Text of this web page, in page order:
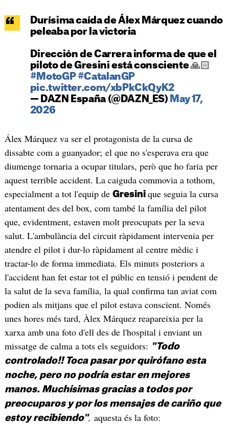
Durísima caída de Álex Márquez cuando
peleaba por la victoria
Dirección de Carrera informa de que el
piloto de Gresini está consciente 🙏🏻
#MotoGP #CatalanGP
pic.twitter.com/xbPkCkQyK2
— DAZN España (@DAZN_ES) May 17,
2026
Álex Márquez va ser el protagonista de la cursa de
dissabte com a guanyador; el que no s'esperava era que
diumenge tornaria a ocupar titulars, però que ho faria per
aquest terrible accident. La caiguda commovia a tothom,
especialment a tot l'equip de Gresini que seguia la cursa
atentament des del box, com també la família del pilot
que, evidentment, estaven molt preocupats per la seva
salut. L'ambulància del circuit ràpidament intervenia per
atendre el pilot i dur-lo ràpidament al centre mèdic i
tractar-lo de forma immediata. Els minuts posteriors a
l'accident han fet estar tot el públic en tensió i pendent de
la salut de la seva família, la qual confirma tan aviat com
podien als mitjans que el pilot estava conscient. Només
unes hores més tard, Àlex Márquez reapareixia per la
xarxa amb una foto d'ell des de l'hospital i enviant un
missatge de calma a tots els seguidors: "Todo
controlado!! Toca pasar por quirófano esta
noche, pero no podría estar en mejores
manos. Muchísimas gracias a todos por
preocuparos y por los mensajes de cariño que
estoy recibiendo", aquesta és la foto: